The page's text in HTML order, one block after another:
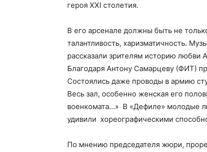
героя XXI столетия.
В его арсенале должны быть не
талантливость, харизматичность.
рассказали зрителям историю любви
Благодаря Антону Самарцеву (ФИТ)
Состоялись даже проводы в армию
Весь зал, особенно женская его
военкомата…» В «Дефиле» молодые
удивили хореографическими
По мнению председателя жюри,